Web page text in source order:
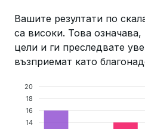
Вашите резултати по
са високи. Това означава,
цели и ги преследвате
възприемат като
20
18
16
14